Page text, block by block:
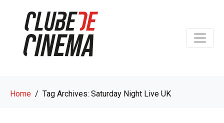
Home Tag Archives: Saturday Night Live UK